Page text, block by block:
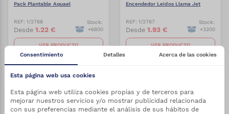
Pack Plantable Aquael
REF: 1/2768
Desde 1.22 €
Stock:
+6800
VER PRODUCTO
Encendedor Leidos Llama Jet
REF: 1/2767
Desde 1.93 €
Stock:
+3200
VER PRODUCTO
Consentimiento Detalles Acerca de las cookies
Esta página web usa cookies
Esta página web utiliza cookies propias y de terceros para
mejorar nuestros servicios y/o mostrar publicidad relacionada
con sus preferencias mediante el análisis de sus hábitos de